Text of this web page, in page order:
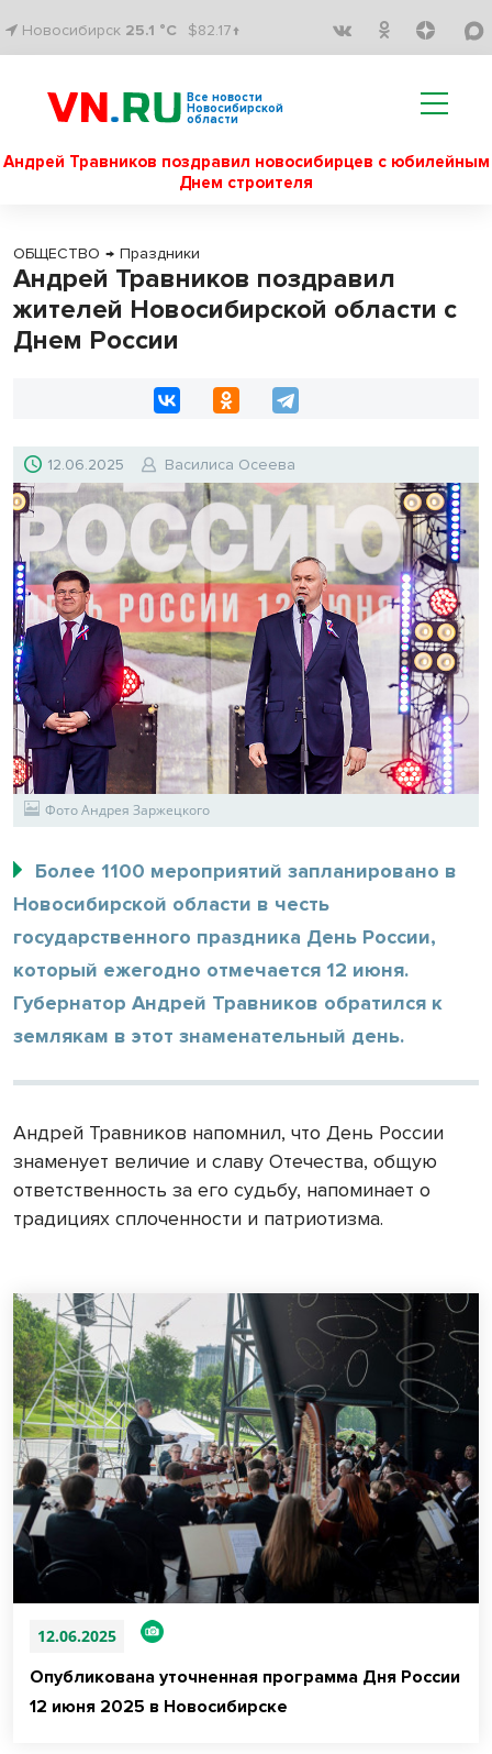
Новосибирск 25.1 °C $82.17↑
Все новости
Новосибирской
области
Андрей Травников поздравил новосибирцев с юбилейным
Днем строителя
ОБЩЕСТВО → Праздники
Андрей Травников поздравил
жителей Новосибирской области с
Днем России
12.06.2025 Василиса Осеева
Фото Андрея Заржецкого
Более 1100 мероприятий запланировано в
Новосибирской области в честь
государственного праздника День России,
который ежегодно отмечается 12 июня.
Губернатор Андрей Травников обратился к
землякам в этот знаменательный день.
Андрей Травников напомнил, что День России
знаменует величие и славу Отечества, общую
ответственность за его судьбу, напоминает о
традициях сплоченности и патриотизма.
12.06.2025
Опубликована уточненная программа Дня России
12 июня 2025 в Новосибирске